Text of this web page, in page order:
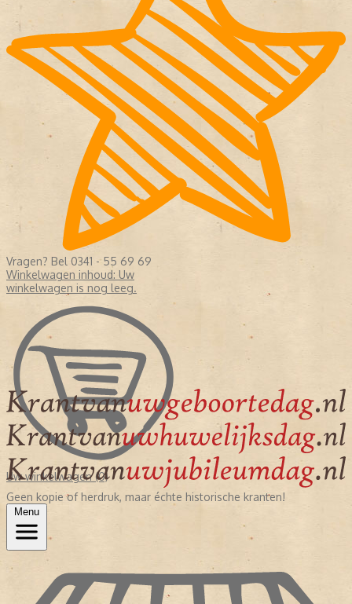
Vragen? Bel 0341 - 55 69 69
Winkelwagen inhoud: Uw
winkelwagen is nog leeg.
Uw winkelwagen (0)
Geen kopie of herdruk, maar échte historische kranten!
Menu